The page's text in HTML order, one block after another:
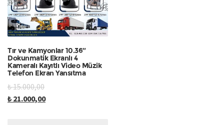
Tır ve Kamyonlar 10.36″
Dokunmatik Ekranlı 4
Kameralı Kayıtlı Video Müzik
Telefon Ekran Yansıtma
₺15.000,00
₺ 21.000,00